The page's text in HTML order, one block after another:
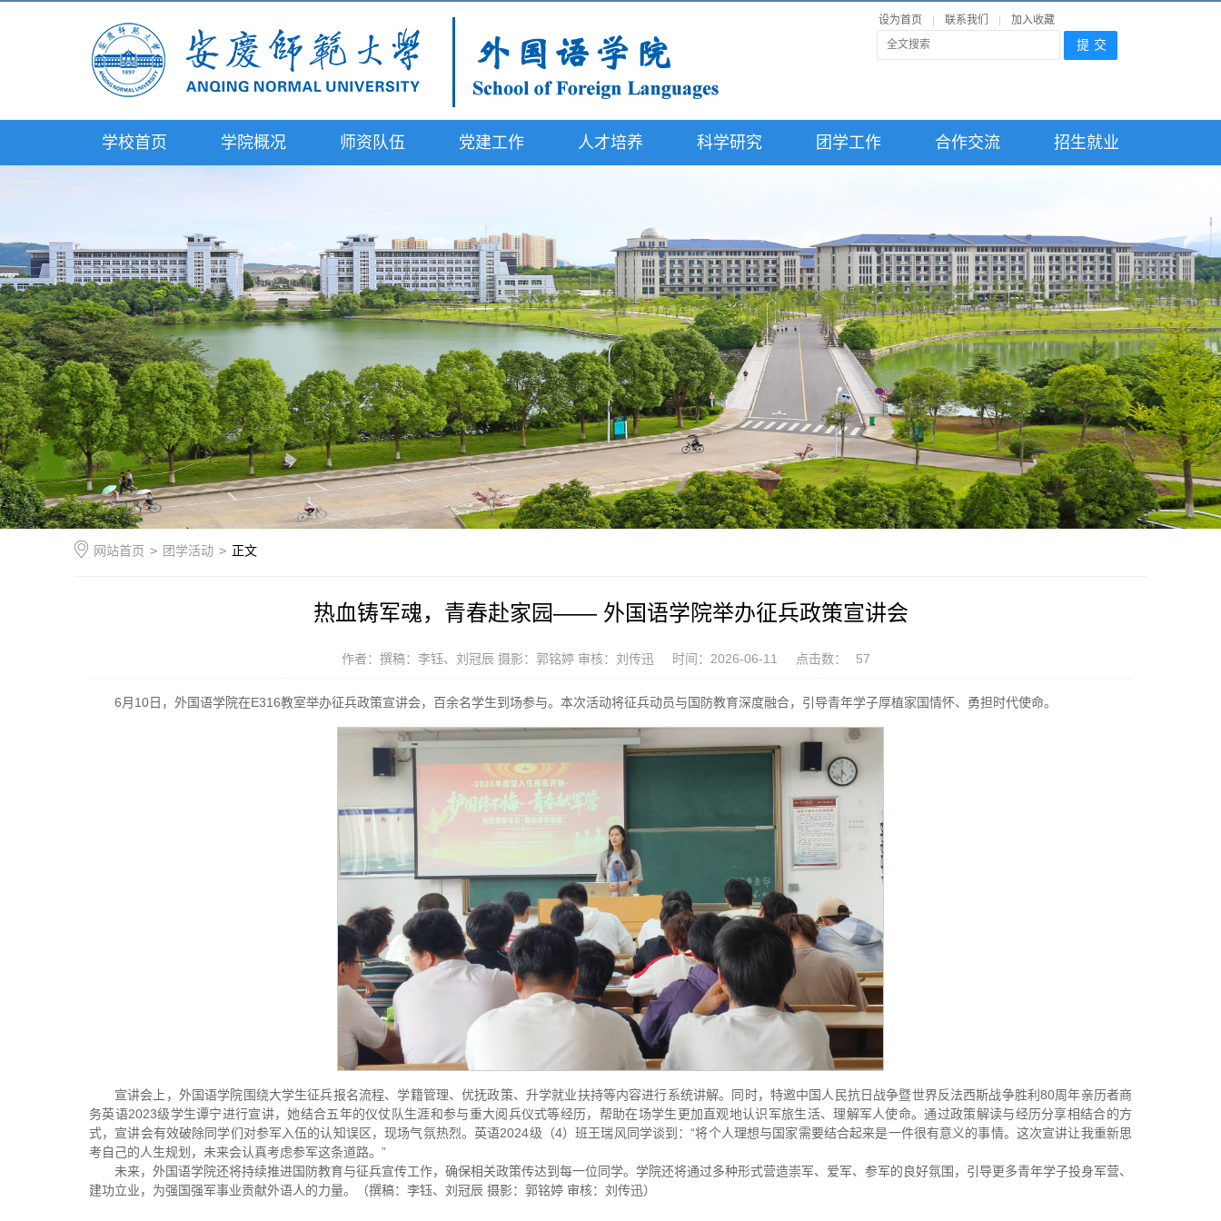
设为首页 联系我们 加入收藏
学校首页 学院概况 师资队伍 党建工作 人才培养 科学研究 团学工作 合作交流 招生就业
网站首页 > 团学活动 > 正文
热血铸军魂，青春赴家园—— 外国语学院举办征兵政策宣讲会
作者：撰稿：李钰、刘冠辰 摄影：郭铭婷 审核：刘传迅 时间：2026-06-11 点击数： 57
6月10日，外国语学院在E316教室举办征兵政策宣讲会，百余名学生到场参与。本次活动将征兵动员与国防教育深度融合，引导青年学子厚植家国情怀、勇担时代使命。
宣讲会上，外国语学院围绕大学生征兵报名流程、学籍管理、优抚政策、升学就业扶持等内容进行系统讲解。同时，特邀中国人民抗日战争暨世界反法西斯战争胜利80周年亲历者商
务英语2023级学生谭宁进行宣讲，她结合五年的仪仗队生涯和参与重大阅兵仪式等经历，帮助在场学生更加直观地认识军旅生活、理解军人使命。通过政策解读与经历分享相结合的方
式，宣讲会有效破除同学们对参军入伍的认知误区，现场气氛热烈。英语2024级（4）班王瑞风同学谈到：“将个人理想与国家需要结合起来是一件很有意义的事情。这次宣讲让我重新思
考自己的人生规划，未来会认真考虑参军这条道路。”
未来，外国语学院还将持续推进国防教育与征兵宣传工作，确保相关政策传达到每一位同学。学院还将通过多种形式营造崇军、爱军、参军的良好氛围，引导更多青年学子投身军营、
建功立业，为强国强军事业贡献外语人的力量。（撰稿：李钰、刘冠辰 摄影：郭铭婷 审核：刘传迅）